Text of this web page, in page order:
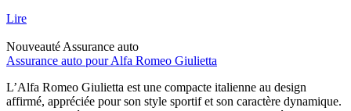
Lire
Nouveauté Assurance auto
Assurance auto pour Alfa Romeo Giulietta
L’Alfa Romeo Giulietta est une compacte italienne au design
affirmé, appréciée pour son style sportif et son caractère dynamique.